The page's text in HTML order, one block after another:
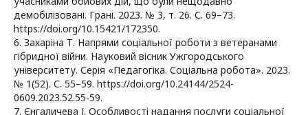
демобілізовані. Грані. 2023. № 3, т. 26. С. 69–73.
https://doi.org/10.15421/172350.
6. Захаріна Т. Напрями соціальної роботи з ветеранами
гібридної війни. Науковий вісник Ужгородського
університету. Серія «Педагогіка. Соціальна робота». 2023.
№ 1(52). С. 55–59. https://doi.org/10.24144/2524-
0609.2023.52.55-59.
7. Єнгаличева І. Особливості надання послуги соціальної